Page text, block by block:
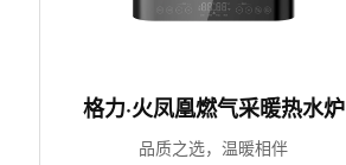
了解更多
格力·火凤凰燃气采暖热水炉
品质之选，温暖相伴